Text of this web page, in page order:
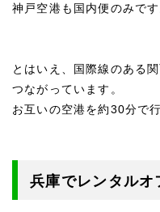
神戸空港も国内便のみです
とはいえ、国際線のある
つながっています。
お互いの空港を約30分で
兵庫でレンタルオ